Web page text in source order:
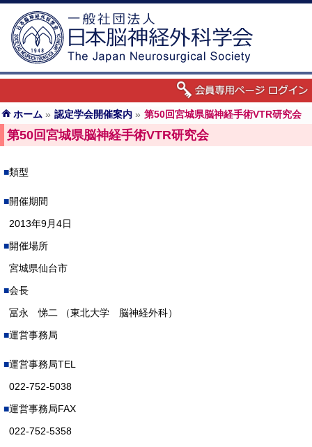
ホーム » 認定学会開催案内 » 第50回宮城県脳神経手術VTR研究会
第50回宮城県脳神経手術VTR研究会
類型
開催期間
2013年9月4日
開催場所
宮城県仙台市
会長
冨永 悌二 （東北大学 脳神経外科）
運営事務局
運営事務局TEL
022-752-5038
運営事務局FAX
022-752-5358